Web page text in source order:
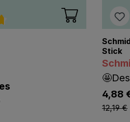
de 4.7 de 5
Stick
4,88
12,19 €